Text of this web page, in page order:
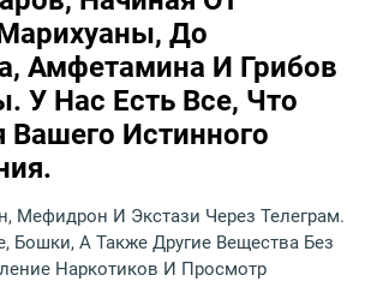
До
Амфетамина И Грибов
У Нас Есть Все, Что
Истинного
Мефидрон И Экстази Через Телеграм.
Бошки, А Также Другие Вещества Без
Наркотиков И Просмотр